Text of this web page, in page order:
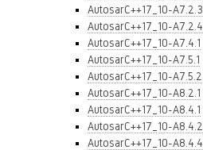
AutosarC++17_10-A7.2.3
AutosarC++17_10-A7.2.4
AutosarC++17_10-A7.4.1
AutosarC++17_10-A7.5.1
AutosarC++17_10-A7.5.2
AutosarC++17_10-A8.2.1
AutosarC++17_10-A8.4.1
AutosarC++17_10-A8.4.2
AutosarC++17_10-A8.4.4